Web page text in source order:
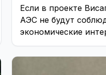
Если в проекте
АЭС не будут
экономические
Латвии, мы готовы
проекту «нет»,